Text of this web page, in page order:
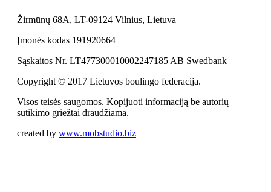
Žirmūnų 68A, LT-09124 Vilnius, Lietuva
Įmonės kodas 191920664
Sąskaitos Nr. LT477300010002247185 AB Swedbank
Copyright © 2017 Lietuvos boulingo federacija.
Visos teisės saugomos. Kopijuoti informaciją be autorių
sutikimo griežtai draudžiama.
created by www.mobstudio.biz